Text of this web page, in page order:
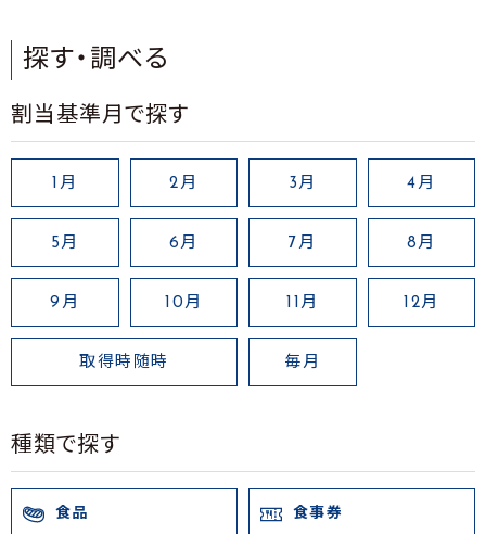
探す・調べる
割当基準月で探す
1月 2月 3月 4月
5月 6月 7月 8月
9月 10月 11月 12月
取得時随時 毎月
種類で探す
食品 食事券